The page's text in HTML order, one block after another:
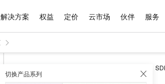
解决方案 权益 定价 云市场 伙伴 服务
切换产品系列
精选产品
大模型服务平台百炼 域名与网站
精选解决方案
千问办公，解锁你的工作新方式 睿译宝
普惠上云
普惠上云 官方力荐
AI 特惠
智启 AI
产品定价
了解云产品的定价详情
价格
自助选
精选商城
网站建设
数据与
数据集
成为销售伙伴
分销伙伴
成为产
产品生
售前咨询
在线服务
企业增
企业支持
为什么选择阿里云
什么是云计算
最佳实
云上春晚